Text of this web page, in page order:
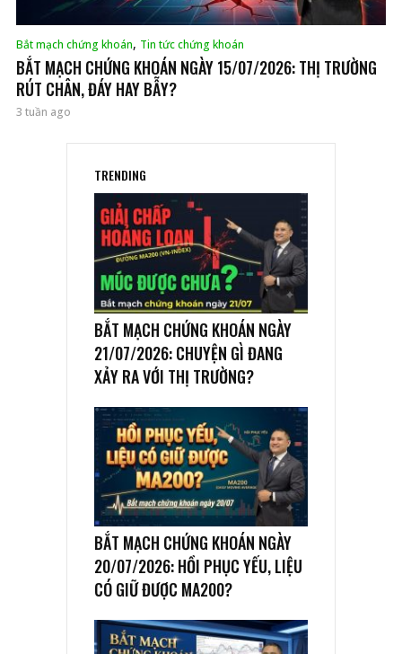
Bắt mạch chứng khoán, Tin tức chứng khoán
BẮT MẠCH CHỨNG KHOÁN NGÀY 15/07/2026: THỊ TRƯỜNG
RÚT CHÂN, ĐÁY HAY BẪY?
3 tuần ago
TRENDING
BẮT MẠCH CHỨNG KHOÁN NGÀY
21/07/2026: CHUYỆN GÌ ĐANG
XẢY RA VỚI THỊ TRƯỜNG?
BẮT MẠCH CHỨNG KHOÁN NGÀY
20/07/2026: HỒI PHỤC YẾU, LIỆU
CÓ GIỮ ĐƯỢC MA200?